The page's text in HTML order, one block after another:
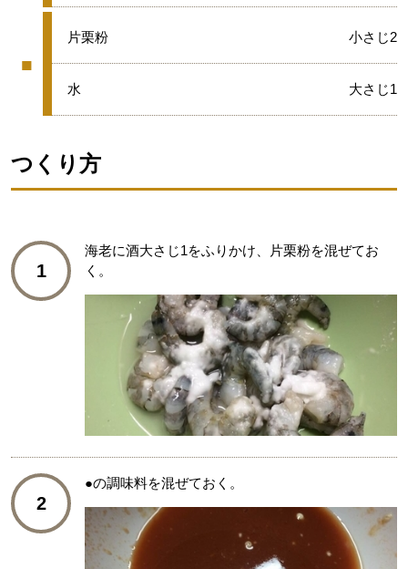
■
グループ
■
片栗粉 小さじ2
■
水 大さじ1
つくり方
1
海老に酒大さじ1をふりかけ、片栗粉を混ぜてお
く。
2
●の調味料を混ぜておく。